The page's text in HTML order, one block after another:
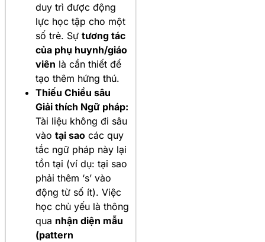
duy trì được động
lực học tập cho một
số trẻ. Sự tương tác
của phụ huynh/giáo
viên là cần thiết để
tạo thêm hứng thú.
Thiếu Chiều sâu
Giải thích Ngữ pháp:
Tài liệu không đi sâu
vào tại sao các quy
tắc ngữ pháp này lại
tồn tại (ví dụ: tại sao
phải thêm ‘s’ vào
động từ số ít). Việc
học chủ yếu là thông
qua nhận diện mẫu
(pattern